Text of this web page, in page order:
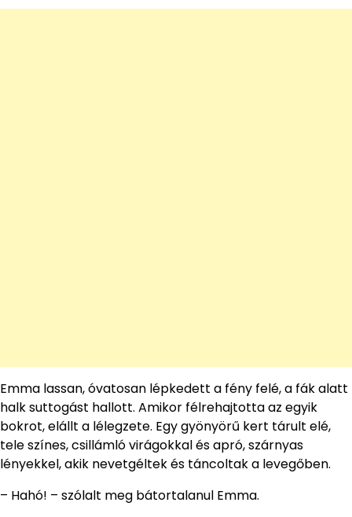
Emma lassan, óvatosan lépkedett a fény felé, a fák alatt
halk suttogást hallott. Amikor félrehajtotta az egyik
bokrot, elállt a lélegzete. Egy gyönyörű kert tárult elé,
tele színes, csillámló virágokkal és apró, szárnyas
lényekkel, akik nevetgéltek és táncoltak a levegőben.
– Hahó! – szólalt meg bátortalanul Emma.